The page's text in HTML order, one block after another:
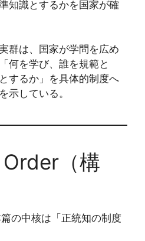
知識とするかを国家が確
群は、国家が学問を広め
何を学び、誰を規範と
するか」を具体的制度へ
示している。
（構
の中核は「正統知の制度